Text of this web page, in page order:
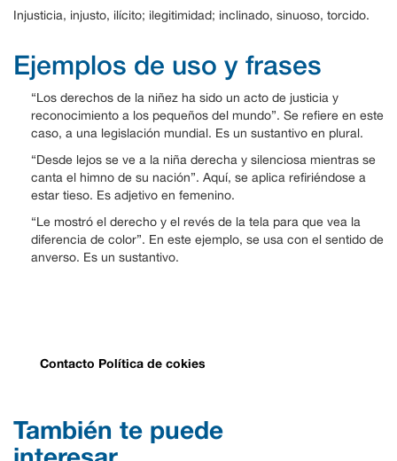
Injusticia, injusto, ilícito; ilegitimidad; inclinado, sinuoso, torcido.
Ejemplos de uso y frases
“Los derechos de la niñez ha sido un acto de justicia y
reconocimiento a los pequeños del mundo”. Se refiere en este
caso, a una legislación mundial. Es un sustantivo en plural.
“Desde lejos se ve a la niña derecha y silenciosa mientras se
canta el himno de su nación”. Aquí, se aplica refiriéndose a
estar tieso. Es adjetivo en femenino.
“Le mostró el derecho y el revés de la tela para que vea la
diferencia de color”. En este ejemplo, se usa con el sentido de
anverso. Es un sustantivo.
Contacto Política de cokies
También te puede